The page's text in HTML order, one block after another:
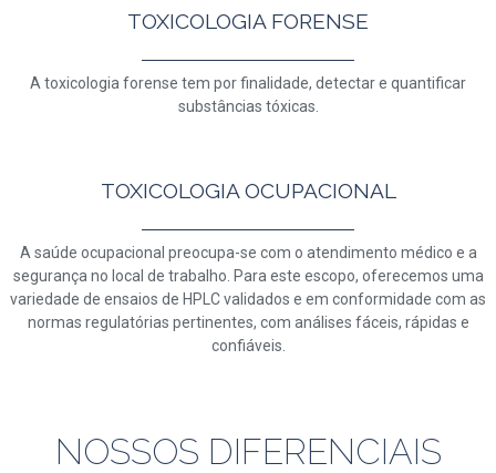
TOXICOLOGIA FORENSE
A toxicologia forense tem por finalidade, detectar e quantificar
substâncias tóxicas.
TOXICOLOGIA OCUPACIONAL
A saúde ocupacional preocupa-se com o atendimento médico e a
segurança no local de trabalho. Para este escopo, oferecemos uma
variedade de ensaios de HPLC validados e em conformidade com as
normas regulatórias pertinentes, com análises fáceis, rápidas e
confiáveis.
NOSSOS DIFERENCIAIS